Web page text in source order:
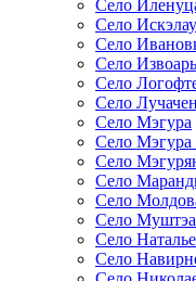
Село
Село Искэлау
Село
Село
Село
Село
Село Мэгура
Село
Село
Село
Село
Село
Село
Село